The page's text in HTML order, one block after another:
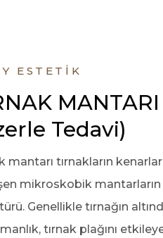
M22
Splendor X
Ben Alma
Botoks
Uygulaması
ESTETİK
Tedavi)
mantarı tırnakların
mikroskobik
Genellikle tırnağın
tırnak plağını